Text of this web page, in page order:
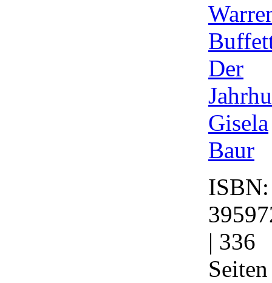
Der
Gisela
Baur
ISBN:
| 336
Seiten